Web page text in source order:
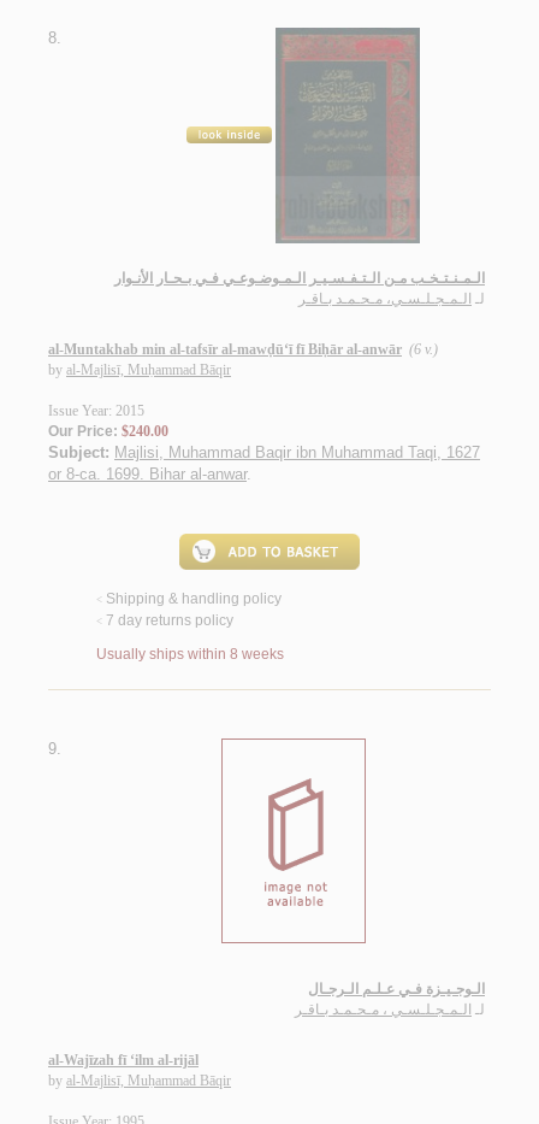
8.
الـمـنـتـخـب مـن الـتـفـسـيـر الـمـوضـوعـي فـي بـحـار الأنـوار
لـ الـمـجـلـسـي، مـحـمـد بـاقـر
al-Muntakhab min al-tafsīr al-mawḍū‘ī fī Biḥār al-anwār (6 v.)
by al-Majlisī, Muḥammad Bāqir
Issue Year: 2015
Our Price: $240.00
Subject: Majlisi, Muhammad Baqir ibn Muhammad Taqi, 1627
or 8-ca. 1699. Bihar al-anwar.
< Shipping & handling policy
< 7 day returns policy
Usually ships within 8 weeks
9.
الـوجـيـزة فـي عـلـم الـرجـال
لـ الـمـجـلـسـي ، مـحـمـد بـاقـر
al-Wajīzah fī ‘ilm al-rijāl
by al-Majlisī, Muḥammad Bāqir